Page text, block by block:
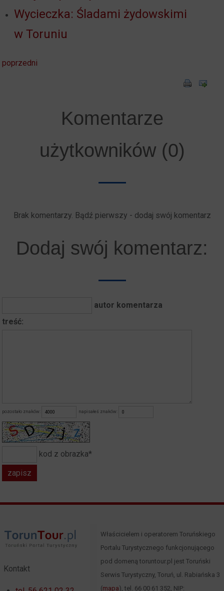
Wycieczka: Śladami żydowskimi
w Toruniu
poprzedni
Komentarze
użytkowników (0)
Brak komentarzy. Bądź pierwszy - dodaj swój komentarz
Dodaj swój komentarz:
autor komentarza
treść:
pozostało znaków: napisałeś znaków:
kod z obrazka*
Kontakt
Właścicielem i operatorem Toruńskiego
Portalu Turystycznego funkcjonującego
pod domeną toruntour.pl jest Toruński
Serwis Turystyczny, Toruń, ul. Rabiańska 3
(mapa), tel. 66 00 61 352, NIP: